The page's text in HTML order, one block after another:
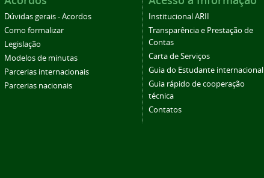
Dúvidas gerais - Acordos
Como formalizar
Legislação
Modelos de minutas
Parcerias internacionais
Parcerias nacionais
Institucional ARII
Transparência e Prestação de
Contas
Carta de Serviços
Guia do Estudante internacional
Guia rápido de cooperação
técnica
Contatos